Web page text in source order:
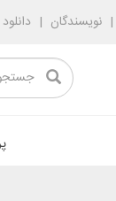
نویسندگان